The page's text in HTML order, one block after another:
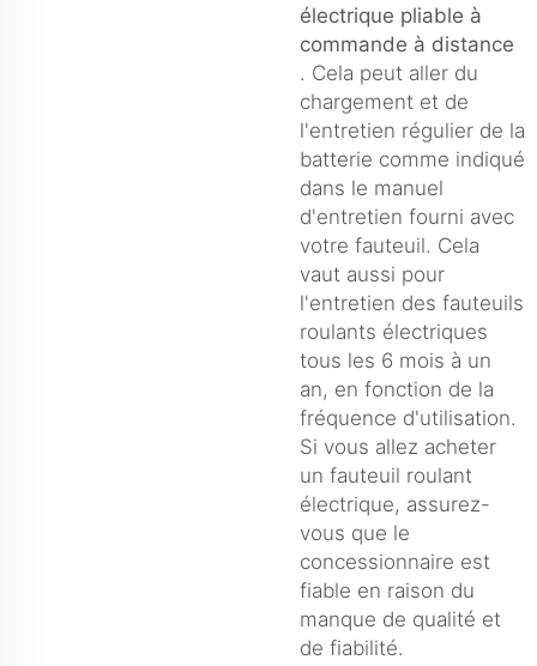
électrique pliable à
commande à distance
. Cela peut aller du
chargement et de
l'entretien régulier de la
batterie comme indiqué
dans le manuel
d'entretien fourni avec
votre fauteuil. Cela
vaut aussi pour
l'entretien des fauteuils
roulants électriques
tous les 6 mois à un
an, en fonction de la
fréquence d'utilisation.
Si vous allez acheter
un fauteuil roulant
électrique, assurez-
vous que le
concessionnaire est
fiable en raison du
manque de qualité et
de fiabilité.